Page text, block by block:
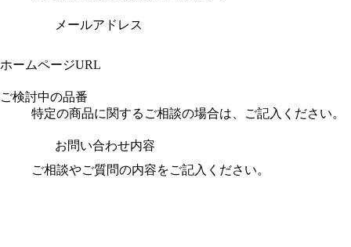
メールアドレス
ホームページURL
ご検討中の品番
特定の商品に関するご相談の場合は、ご記入ください。
お問い合わせ内容
ご相談やご質問の内容をご記入ください。